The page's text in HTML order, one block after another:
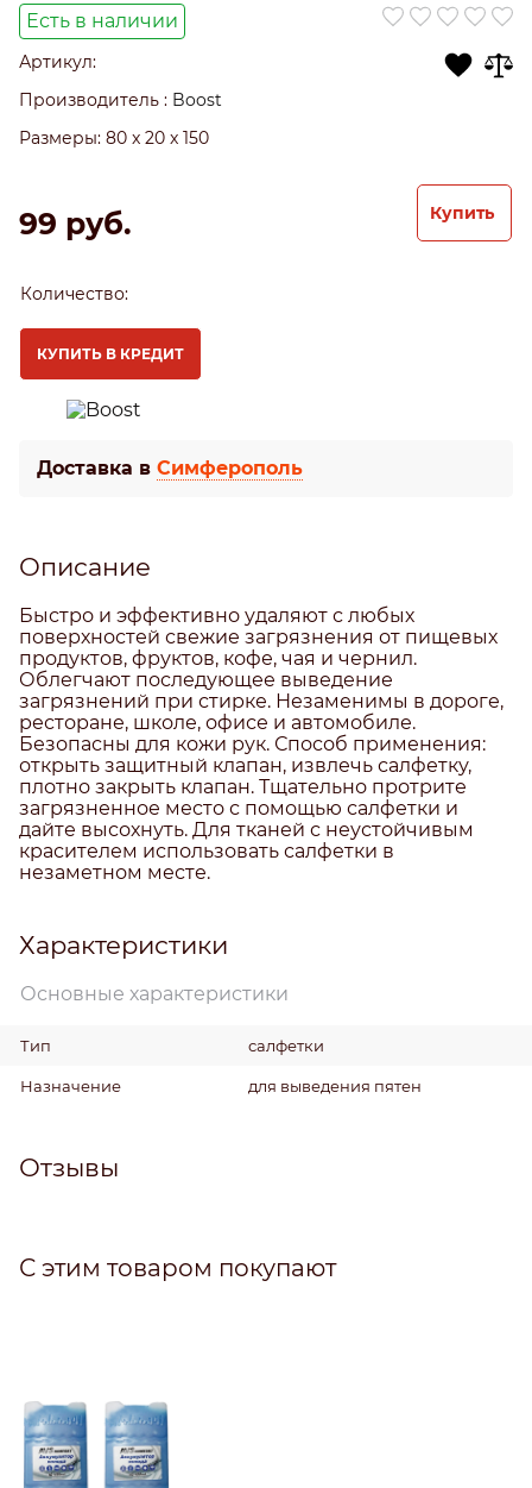
Есть в наличии
Артикул:
Производитель : Boost
Размеры: 80 x 20 x 150
99 руб. Купить
Количество:
КУПИТЬ В КРЕДИТ
Доставка в Симферополь
Описание
Быстро и эффективно удаляют с любых
поверхностей свежие загрязнения от пищевых
продуктов, фруктов, кофе, чая и чернил.
Облегчают последующее выведение
загрязнений при стирке. Незаменимы в дороге,
ресторане, школе, офисе и автомобиле.
Безопасны для кожи рук. Способ применения:
открыть защитный клапан, извлечь салфетку,
плотно закрыть клапан. Тщательно протрите
загрязненное место с помощью салфетки и
дайте высохнуть. Для тканей с неустойчивым
красителем использовать салфетки в
незаметном месте.
Характеристики
Основные характеристики
Тип салфетки
Назначение для выведения пятен
Отзывы
С этим товаром покупают